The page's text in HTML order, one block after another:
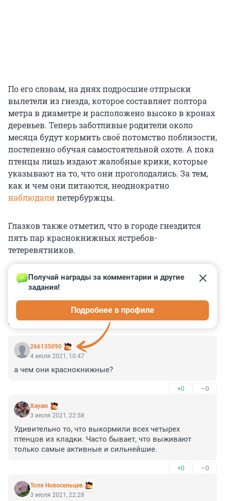
По его словам, на днях подросшие отпрыски
вылетели из гнезда, которое составляет полтора
метра в диаметре и расположено высоко в кронах
деревьев. Теперь заботливые родители около
месяца будут кормить своё потомство поблизости,
постепенно обучая самостоятельной охоте. А пока
птенцы лишь издают жалобные крики, которые
указывают на то, что они проголодались. За тем,
как и чем они питаются, неоднократно
наблюдалипетербуржцы.
Глазков также отметил, что в городе гнездится
пять пар краснокнижных ястребов-
тетеревятников.
КОММЕНТАРИИ 6
266135090
Получай награды за комментарии и другие
задания!
Подробнее в профиле
4 июля 2021, 10:47
а чем они краснокнижные?
+0 –0
Хауаю
3 июля 2021, 22:58
Удивительно то, что выкормили всех четырех
птенцов из кладки. Часто бывает, что выживают
только самые активные и сильнейшие.
+0 –0
Толя Новосельцев
3 июля 2021, 22:28